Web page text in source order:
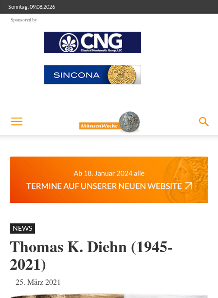
Sonntag, 09.08.2026
Sponsored by
NEWS
Thomas K. Diehn (1945-
2021)
25. März 2021